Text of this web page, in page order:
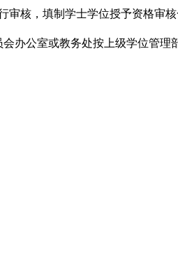
审核，填制学士学位授予资格
办公室或教务处按上级学位管